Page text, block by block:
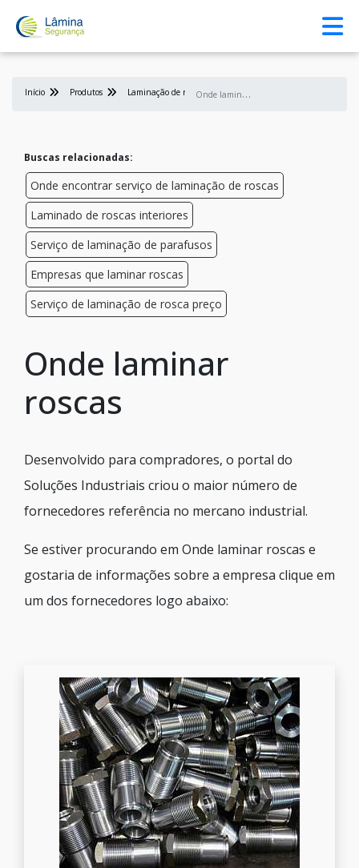
Início Produtos Laminação de rosca O
nde laminar roscas
Buscas relacionadas:
Onde encontrar serviço de laminação de roscas
Laminado de roscas interiores
Serviço de laminação de parafusos
Empresas que laminar roscas
Serviço de laminação de rosca preço
Onde laminar
roscas
Desenvolvido para compradores, o portal do
Soluções Industriais criou o maior número de
fornecedores referência no mercano industrial.
Se estiver procurando em Onde laminar roscas e
gostaria de informações sobre a empresa clique em
um dos fornecedores logo abaixo: